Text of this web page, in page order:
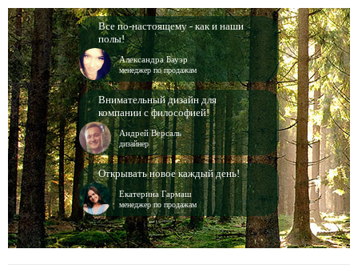
Все по-настоящему - как и наши
полы!
Александра Бауэр
менеджер по продажам
Внимательный дизайн для
компании с философией!
Андрей Версаль
дизайнер
Открывать новое каждый день!
Екатерина Гармаш
менеджер по продажам